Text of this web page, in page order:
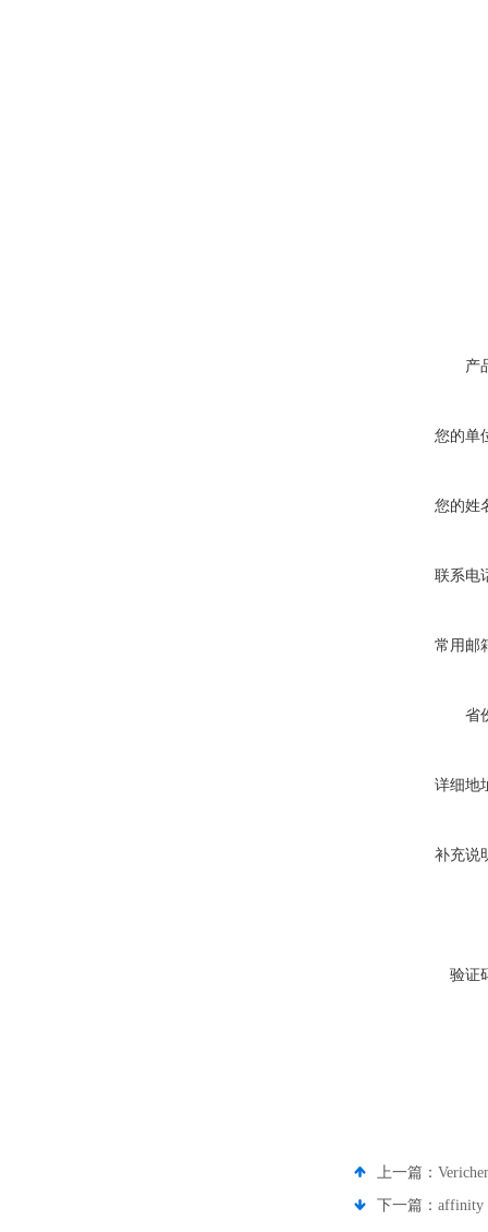
产
您的单
您的姓
联系电
常用邮
省
详细地
补充说
验证
上一篇：
下一篇： affinity